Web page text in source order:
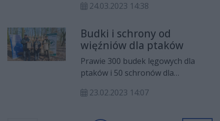
1998 r. drapieżniki te objęto
systematycznie ich liczba wzrasta, a
spotkania z tymi pięknymi, dzikimi
zwierzętami mogą przytrafiać się
częściej.
24.03.2023 14:38
Budki i schrony od
więźniów dla ptaków
Prawie 300 budek lęgowych dla
ptaków i 50 schronów dla
Aresztu Śledczego w Radomiu we
23.02.2023 14:07